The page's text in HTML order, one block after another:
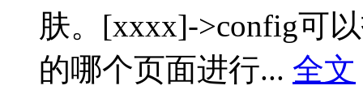
肤。[xxxx]->config可
的哪个页面进行... 全文